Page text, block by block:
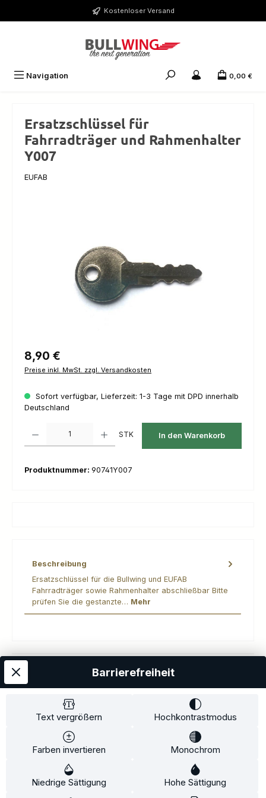
Zum Hauptinhalt springen Kostenloser Versand
Navigation 0,00 €
Ersatzschlüssel für
Fahrradträger und Rahmenhalter
Y007
EUFAB
Regulärer Preis:
8,90 €
Preise inkl. MwSt. zzgl. Versandkosten
Sofort verfügbar, Lieferzeit: 1-3 Tage mit DPD innerhalb
Deutschland
STK In den Warenkorb
Produktnummer: 90741Y007
Beschreibung
Ersatzschlüssel für die Bullwing und EUFAB
Fahrradträger sowie Rahmenhalter abschließbar Bitte
prüfen Sie die gestanzte… Mehr
Kostenloser Versand
Datenschutz
Widerrufsrecht
Widerrufsformular
Zahlung und Versand
Copyright© 2020-2025 Faventis GmbH. All Rights Reserved
Text vergrößern Hochkontrastmodus
Farben invertieren Monochrom
Niedrige Sättigung Hohe Sättigung
Barrierefreiheit